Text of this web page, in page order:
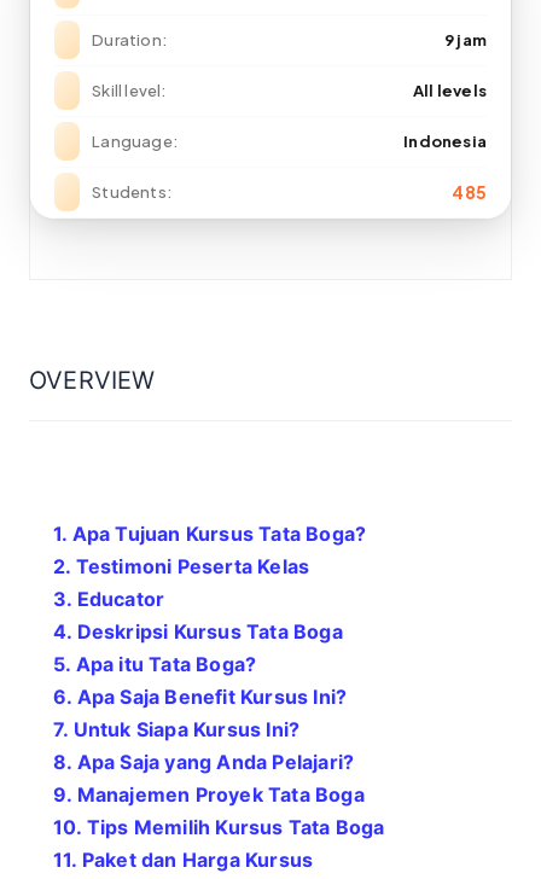
OVERVIEW
1. Apa Tujuan Kursus Tata Boga?
2. Testimoni Peserta Kelas
3. Educator
4. Deskripsi Kursus Tata Boga
5. Apa itu Tata Boga?
6. Apa Saja Benefit Kursus Ini?
7. Untuk Siapa Kursus Ini?
8. Apa Saja yang Anda Pelajari?
9. Manajemen Proyek Tata Boga
10. Tips Memilih Kursus Tata Boga
11. Paket dan Harga Kursus
Duration 9 jam
Skill level All levels
Language Indonesia
Students 485